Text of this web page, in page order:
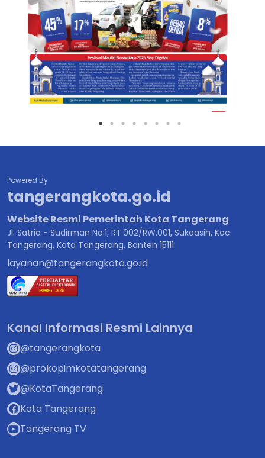
Powered By
tangerangkota.go.id
Website Resmi Pemerintah Kota Tangerang
Jl. Satria - Sudirman No.1, RT.002/RW.001, Sukaasih, Kec.
Tangerang, Kota Tangerang, Banten 15111
layanan@tangerangkota.go.id
Kanal Informasi Resmi Lainnya
@tangerangkota
@prokopimkotatangerang
@KotaTangerang
Kota Tangerang
Tangerang TV